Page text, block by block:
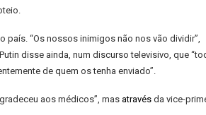
“Os nossos inimigos não nos vão dividir”,
disse ainda, num discurso televisivo, que
de quem os tenha enviado”.
aos médicos”, mas através da vice-